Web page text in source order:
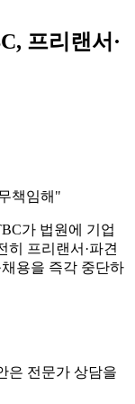
프리랜서·
책임해"
가 법원에 기업
히 프리랜서·파견
용을 즉각 중단하
은 전문가 상담을